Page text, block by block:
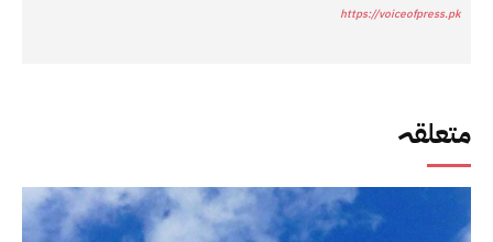
متعلقہ
https://voiceofpress.pk